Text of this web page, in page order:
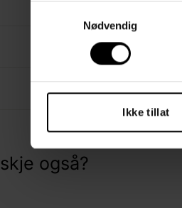
Nødvendig
Ikke tillat
også?